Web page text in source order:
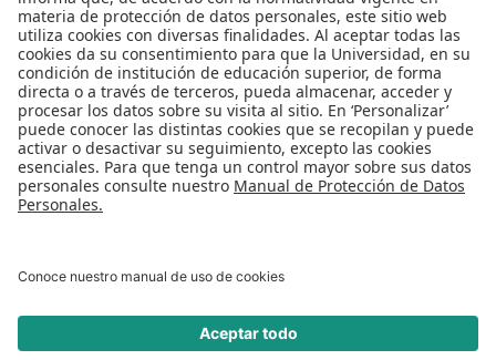
Emergencias: Extensión 0000
Eventos destacados
Mapa del Sitio
Multimedia
Noticias
Preguntas frecuentes